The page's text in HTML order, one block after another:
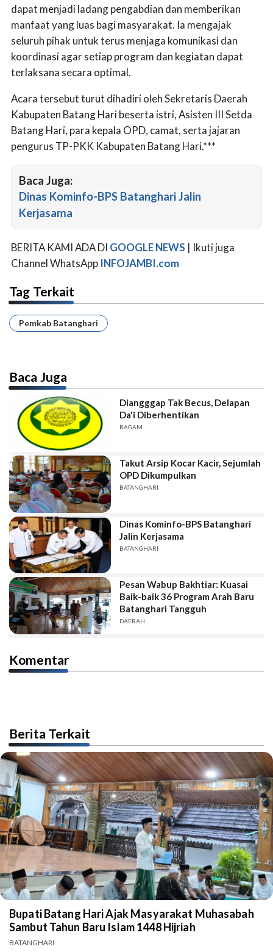
dapat menjadi ladang pengabdian dan memberikan
manfaat yang luas bagi masyarakat. Ia mengajak
seluruh pihak untuk terus menjaga komunikasi dan
koordinasi agar setiap program dan kegiatan dapat
terlaksana secara optimal.
Acara tersebut turut dihadiri oleh Sekretaris Daerah
Kabupaten Batang Hari beserta istri, Asisten III Setda
Batang Hari, para kepala OPD, camat, serta jajaran
pengurus TP-PKK Kabupaten Batang Hari.***
Baca Juga:
Dinas Kominfo-BPS Batanghari Jalin
Kerjasama
BERITA KAMI ADA DI GOOGLE NEWS | Ikuti juga
Channel WhatsApp INFOJAMBI.com
Tag Terkait
Pemkab Batanghari
Baca Juga
Diangggap Tak Becus, Delapan
Da'i Diberhentikan
RAGAM
Takut Arsip Kocar Kacir, Sejumlah
OPD Dikumpulkan
BATANGHARI
Dinas Kominfo-BPS Batanghari
Jalin Kerjasama
BATANGHARI
Pesan Wabup Bakhtiar: Kuasai
Baik-baik 36 Program Arah Baru
Batanghari Tangguh
DAERAH
Komentar
Berita Terkait
Bupati Batang Hari Ajak Masyarakat Muhasabah
Sambut Tahun Baru Islam 1448 Hijriah
BATANGHARI